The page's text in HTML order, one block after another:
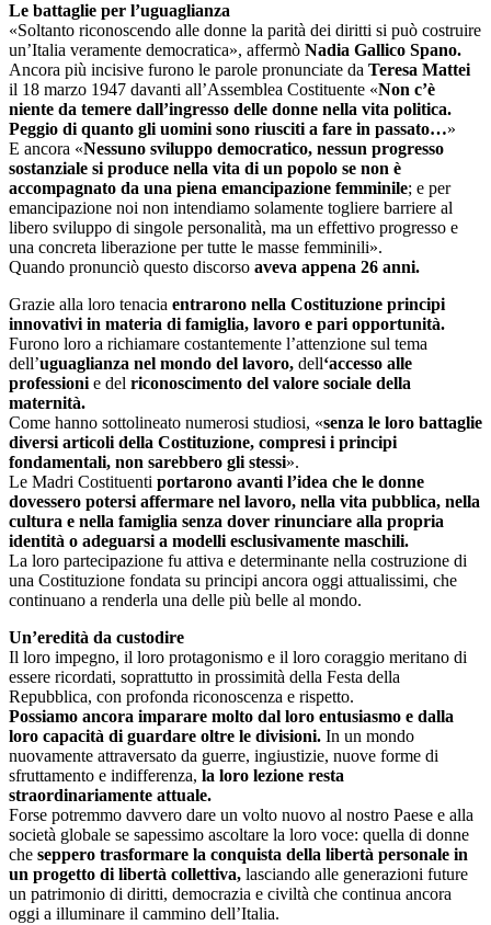
Le battaglie per l’uguaglianza
«Soltanto riconoscendo alle donne la parità dei diritti si può costruire
un’Italia veramente democratica», affermò Nadia Gallico Spano.
Ancora più incisive furono le parole pronunciate da Teresa Mattei
il 18 marzo 1947 davanti all’Assemblea Costituente «Non c’è
niente da temere dall’ingresso delle donne nella vita politica.
Peggio di quanto gli uomini sono riusciti a fare in passato…»
E ancora «Nessuno sviluppo democratico, nessun progresso
sostanziale si produce nella vita di un popolo se non è
accompagnato da una piena emancipazione femminile; e per
emancipazione noi non intendiamo solamente togliere barriere al
libero sviluppo di singole personalità, ma un effettivo progresso e
una concreta liberazione per tutte le masse femminili».
Quando pronunciò questo discorso aveva appena 26 anni.
Grazie alla loro tenacia entrarono nella Costituzione principi
innovativi in materia di famiglia, lavoro e pari opportunità.
Furono loro a richiamare costantemente l’attenzione sul tema
dell’uguaglianza nel mondo del lavoro, dell‘accesso alle
professioni e del riconoscimento del valore sociale della
maternità.
Come hanno sottolineato numerosi studiosi, «senza le loro battaglie
diversi articoli della Costituzione, compresi i principi
fondamentali, non sarebbero gli stessi».
Le Madri Costituenti portarono avanti l’idea che le donne
dovessero potersi affermare nel lavoro, nella vita pubblica, nella
cultura e nella famiglia senza dover rinunciare alla propria
identità o adeguarsi a modelli esclusivamente maschili.
La loro partecipazione fu attiva e determinante nella costruzione di
una Costituzione fondata su principi ancora oggi attualissimi, che
continuano a renderla una delle più belle al mondo.
Un’eredità da custodire
Il loro impegno, il loro protagonismo e il loro coraggio meritano di
essere ricordati, soprattutto in prossimità della Festa della
Repubblica, con profonda riconoscenza e rispetto.
Possiamo ancora imparare molto dal loro entusiasmo e dalla
loro capacità di guardare oltre le divisioni. In un mondo
nuovamente attraversato da guerre, ingiustizie, nuove forme di
sfruttamento e indifferenza, la loro lezione resta
straordinariamente attuale.
Forse potremmo davvero dare un volto nuovo al nostro Paese e alla
società globale se sapessimo ascoltare la loro voce: quella di donne
che seppero trasformare la conquista della libertà personale in
un progetto di libertà collettiva, lasciando alle generazioni future
un patrimonio di diritti, democrazia e civiltà che continua ancora
oggi a illuminare il cammino dell’Italia.